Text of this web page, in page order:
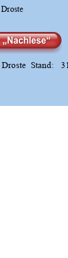
Stand: